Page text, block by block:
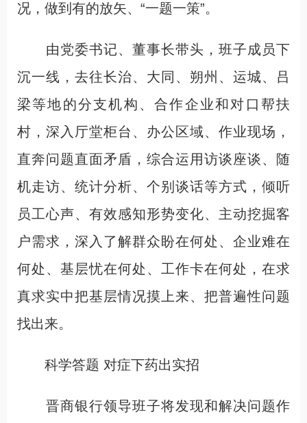
况，做到有的放矢、“一题一策”。
由党委书记、董事长带头，班子成员下
沉一线，去往长治、大同、朔州、运城、吕
梁等地的分支机构、合作企业和对口帮扶
村，深入厅堂柜台、办公区域、作业现场，
直奔问题直面矛盾，综合运用访谈座谈、随
机走访、统计分析、个别谈话等方式，倾听
员工心声、有效感知形势变化、主动挖掘客
户需求，深入了解群众盼在何处、企业难在
何处、基层忧在何处、工作卡在何处，在求
真求实中把基层情况摸上来、把普遍性问题
找出来。
科学答题 对症下药出实招
晋商银行领导班子将发现和解决问题作